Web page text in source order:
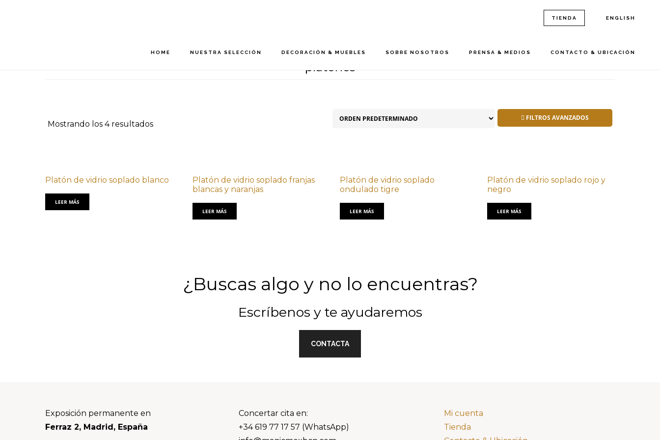
HOME NUESTRA SELECCIÓN DECORACIÓN & MUEBLES SOBRE NOSOTROS PRENSA & MEDIOS CONTACTO & UBICACIÓN
TIENDA ENGLISH
platones
Mostrando los 4 resultados
FILTROS AVANZADOS
Platón de vidrio soplado blanco
LEER MÁS
Platón de vidrio soplado franjas
blancas y naranjas
LEER MÁS
Platón de vidrio soplado
ondulado tigre
LEER MÁS
Platón de vidrio soplado rojo y
negro
LEER MÁS
¿Buscas algo y no lo encuentras?
Escríbenos y te ayudaremos
CONTACTA
Footer
Exposición permanente en
Ferraz 2, Madrid, España
Concertar cita en:
+34 619 77 17 57 (WhatsApp)
Mi cuenta
Tienda